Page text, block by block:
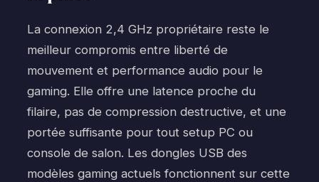
La connexion 2,4 GHz propriétaire reste le
meilleur compromis entre liberté de
mouvement et performance audio pour le
gaming. Elle offre une latence proche du
filaire, pas de compression destructive, et une
portée suffisante pour tout setup PC ou
console de salon. Les dongles USB des
modèles gaming actuels fonctionnent sur cette